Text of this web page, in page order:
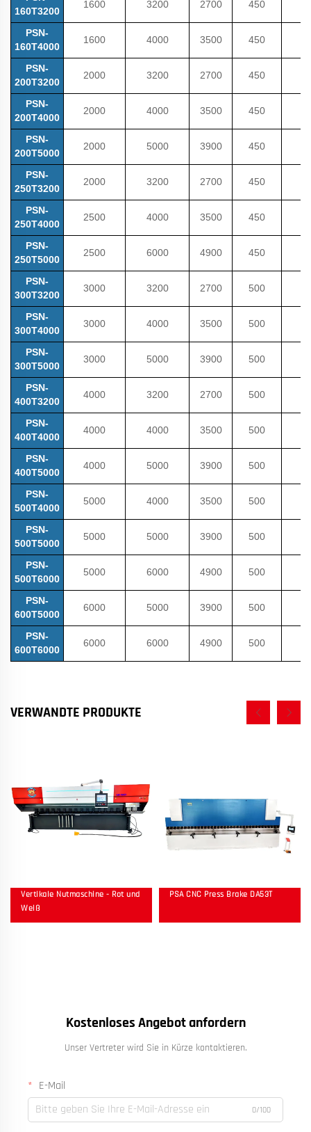
160T3200
1600 3200 2700 450
PSN-
160T4000
1600 4000 3500 450
PSN-
200T3200
2000 3200 2700 450
PSN-
200T4000
2000 4000 3500 450
PSN-
200T5000
2000 5000 3900 450
PSN-
250T3200
2000 3200 2700 450
PSN-
250T4000
2500 4000 3500 450
PSN-
250T5000
2500 6000 4900 450
PSN-
300T3200
3000 3200 2700 500
PSN-
300T4000
3000 4000 3500 500
PSN-
300T5000
3000 5000 3900 500
PSN-
400T3200
4000 3200 2700 500
PSN-
400T4000
4000 4000 3500 500
PSN-
400T5000
4000 5000 3900 500
PSN-
500T4000
5000 4000 3500 500
PSN-
500T5000
5000 5000 3900 500
PSN-
500T6000
5000 6000 4900 500
PSN-
600T5000
6000 5000 3900 500
PSN-
600T6000
6000 6000 4900 500
VERWANDTE PRODUKTE
Vertikale Nutmaschine - Rot und
Weiß
PSA CNC Press Brake DA53T
Kostenloses Angebot anfordern
Unser Vertreter wird Sie in Kürze kontaktieren.
E-Mail
0/100